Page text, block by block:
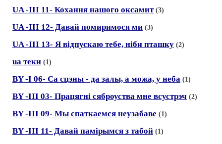
UA -III 11- Кохання нашого оксамит (3)
UA -III 12- Давай помиримося ми (3)
UA -III 13- Я вiдпускаю тебе, нiби пташку (2)
ua теки (1)
BY -I 06- Са сцэны - да залы, а можа, у неба (1)
BY -III 03- Працягнi сяброуства мне всустрэч (2)
BY -III 09- Мы спаткаемся неузабаве (1)
BY -III 11- Давай памiрымся з табой (1)